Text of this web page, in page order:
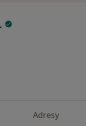
Adresy